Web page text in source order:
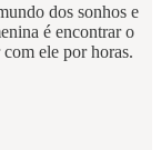
dos sonhos e
é encontrar o
ele por horas.